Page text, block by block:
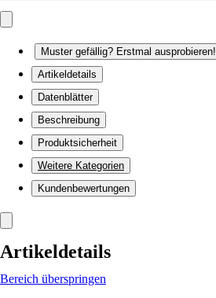
Muster gefällig? Erstmal ausprobieren!
Artikeldetails
Datenblätter
Beschreibung
Produktsicherheit
Weitere Kategorien
Kundenbewertungen
Artikeldetails
Bereich überspringen